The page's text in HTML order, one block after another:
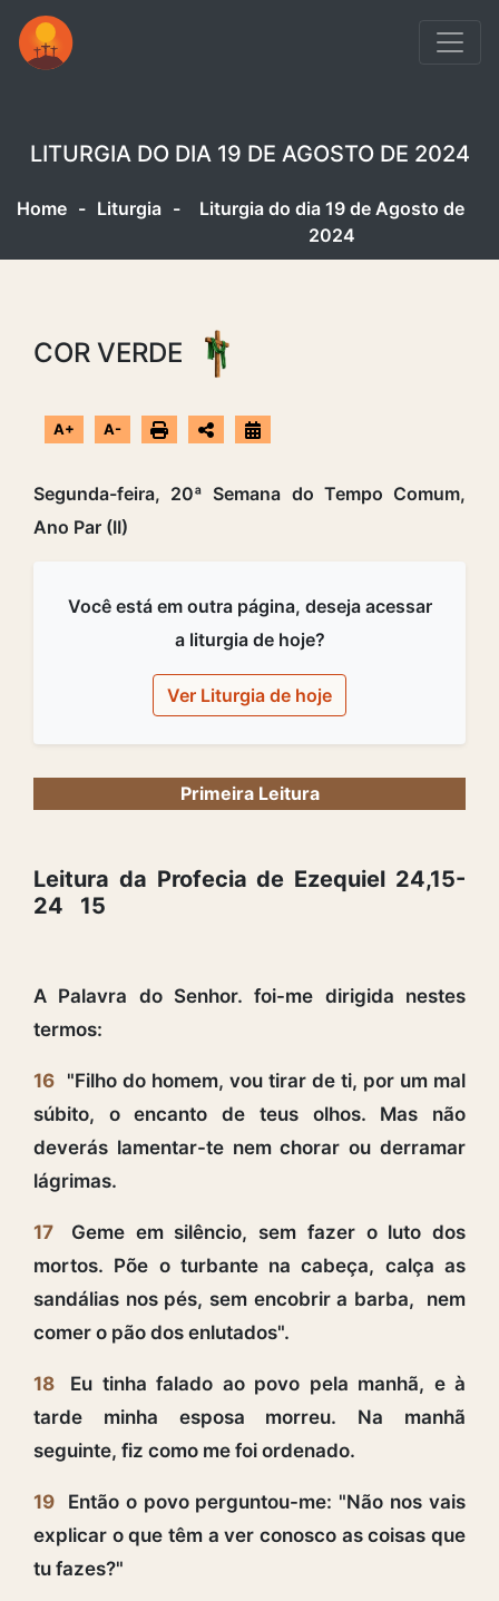
LITURGIA DO DIA 19 DE AGOSTO DE 2024
Home - Liturgia -
Liturgia do dia 19 de Agosto de
2024
COR VERDE
A+ A-
Segunda-feira, 20ª Semana do Tempo Comum,
Ano Par (II)
Você está em outra página, deseja acessar
a liturgia de hoje?
Ver Liturgia de hoje
Primeira Leitura
Leitura da Profecia de Ezequiel 24,15-
24 15
A Palavra do Senhor. foi-me dirigida nestes
termos:
16 "Filho do homem, vou tirar de ti, por um mal
súbito, o encanto de teus olhos. Mas não
deverás lamentar-te nem chorar ou derramar
lágrimas.
17
Geme em silêncio, sem fazer o luto dos
mortos. Põe o turbante na cabeça, calça as
sandálias nos pés, sem encobrir a barba, nem
comer o pão dos enlutados".
18
Eu tinha falado ao povo pela manhã, e à
tarde minha esposa morreu. Na manhã
seguinte, fiz como me foi ordenado.
19
Então o povo perguntou-me: "Não nos vais
explicar o que têm a ver conosco as coisas que
tu fazes?"